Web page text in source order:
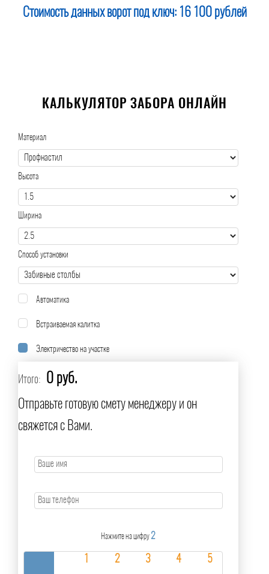
Стоимость данных ворот под ключ: 16 100 рублей
КАЛЬКУЛЯТОР ЗАБОРА ОНЛАЙН
Материал
Высота
Ширина
Способ установки
Автоматика
Встраиваемая калитка
Электричество на участке
Итого: 0 руб.
Отправьте готовую смету менеджеру и он
свяжется с Вами.
Нажмите на цифру 2